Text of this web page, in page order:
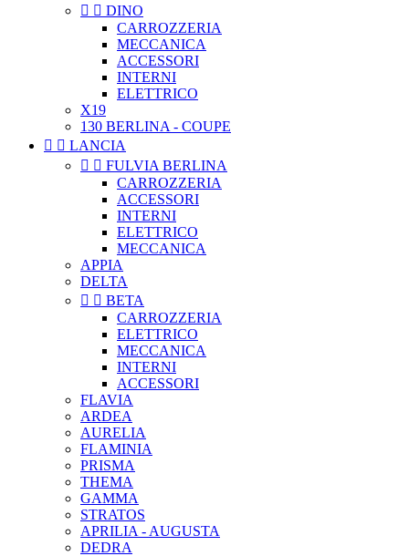
  DINO
CARROZZERIA
MECCANICA
ACCESSORI
INTERNI
ELETTRICO
X19
130 BERLINA - COUPE
  LANCIA
  FULVIA BERLINA
CARROZZERIA
ACCESSORI
INTERNI
ELETTRICO
MECCANICA
APPIA
DELTA
  BETA
CARROZZERIA
ELETTRICO
MECCANICA
INTERNI
ACCESSORI
FLAVIA
ARDEA
AURELIA
FLAMINIA
PRISMA
THEMA
GAMMA
STRATOS
APRILIA - AUGUSTA
DEDRA